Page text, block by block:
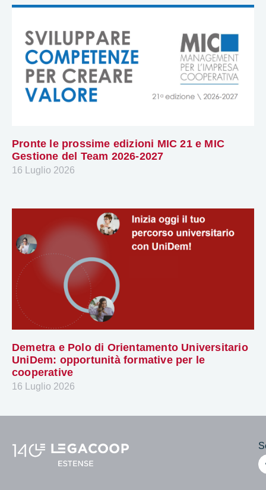
Pronte le prossime edizioni MIC 21 e MIC
Gestione del Team 2026-2027
16 Luglio 2026
Demetra e Polo di Orientamento Universitario
UniDem: opportunità formative per le
cooperative
16 Luglio 2026